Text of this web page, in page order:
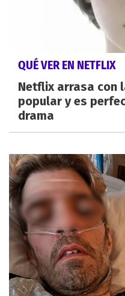
QUÉ VER EN NETFLIX
Netflix arrasa con
popular y es
drama